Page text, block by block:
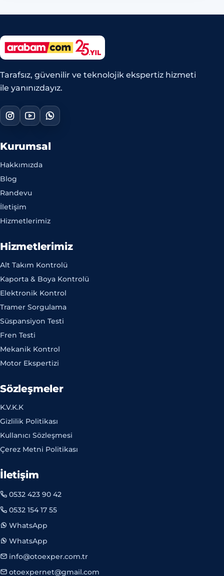
Tarafsız, güvenilir ve teknolojik ekspertiz hizmeti
ile yanınızdayız.
Kurumsal
Hakkımızda
Blog
Randevu
İletişim
Hizmetlerimiz
Hizmetlerimiz
Alt Takım Kontrolü
Kaporta & Boya Kontrolü
Elektronik Kontrol
Tramer Sorgulama
Süspansiyon Testi
Fren Testi
Mekanik Kontrol
Motor Ekspertizi
Sözleşmeler
K.V.K.K
Gizlilik Politikası
Kullanıcı Sözleşmesi
Çerez Metni Politikası
İletişim
0532 423 90 42
0532 154 17 55
WhatsApp
WhatsApp
info@otoexper.com.tr
otoexpernet@gmail.com